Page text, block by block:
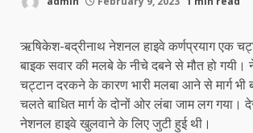
ऋषिकेश-बद्रीनाथ नेशनल हाइवे कर्णप्रयाग एक
बाइक सवार की मलबे के नीचे दबने से मौत हो गयी।
चट्टान दरकने के कारण भारी मलबा आने से मार्ग भी
चलते बाधित मार्ग के दोनों ओर लंबा जाम लग गया।
नेशनल हाइवे खुलवाने के लिए जुटी हुई थी।